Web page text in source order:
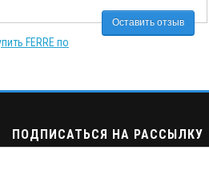
Оставить отзыв
FERRE по
ПОДПИСАТЬСЯ НА РАССЫЛКУ